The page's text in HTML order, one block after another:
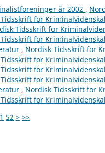
år 2002 ,
for
Tidsskrift for
for
, Nordisk Tidsskrift for
for
for
for
, Nordisk Tidsskrift for
for
52 > >>